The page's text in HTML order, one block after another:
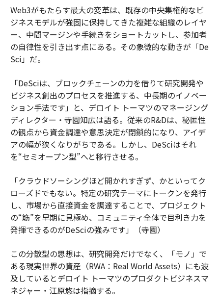
Web3がもたらす最大の変革は、既存の中央集権的なビ
ジネスモデルが強固に保持してきた複雑な組織のレイヤ
ー、中間マージンや手続きをショートカットし、参加者
の自律性を引き出す点にある。その象徴的な動きが「De
Sci」だ。
「DeSciは、ブロックチェーンの力を借りて研究開発や
ビジネス創出のプロセスを推進する、中長期のイノベー
ション手法です」と、デロイト トーマツのマネージング
ディレクター・寺園知広は語る。従来のR&Dは、秘匿性
の観点から資金調達や意思決定が閉鎖的になり、アイデ
アの幅が狭くなりがちである。しかし、DeSciはそれ
を“セミオープン型”へと移行させる。
「クラウドソーシングほど開かれすぎず、かといってク
ローズドでもない。特定の研究テーマにトークンを発行
し、市場から直接資金を調達することで、プロジェクト
の“筋”を早期に見極め、コミュニティ全体で目利き力を
発揮できるのがDeSciの強みです」（寺園）
この分散型の思想は、研究開発だけでなく、「モノ」で
ある現実世界の資産（RWA：Real World Assets）にも波
及しているとデロイト トーマツのプロダクトビジネスマ
ネジャー・江原悠は指摘する。